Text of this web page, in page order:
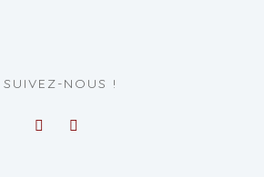
SUIVEZ-NOUS !